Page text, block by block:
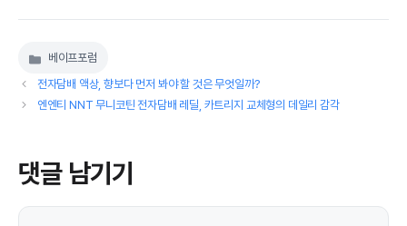
카
베이프포럼
전자담배 액상, 향보다 먼저 봐야 할 것은 무엇일까?
엔엔티 NNT 무니코틴 전자담배 레딜, 카트리지 교체형의 데일리 감각
댓글 남기기
댓